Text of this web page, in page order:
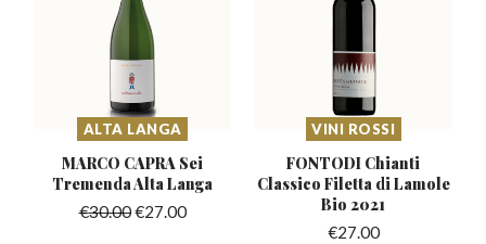
ALTA LANGA
MARCO CAPRA Sei
TremendaAlta Langa
€30.00€27.00
VINI ROSSI
FONTODI Chianti
Classico Filetta di Lamole
Bio 2021
€27.00